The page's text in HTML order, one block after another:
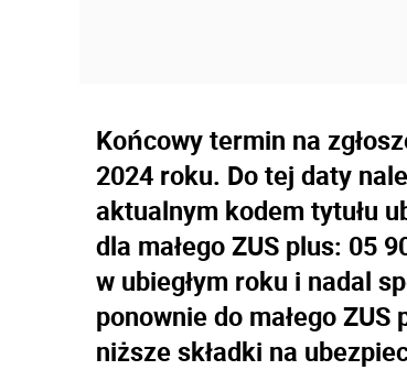
Końcowy termin na
2024 roku. Do tej daty
aktualnym kodem tytułu
dla małego ZUS plus: 05
w ubiegłym roku i nadal
ponownie do małego
niższe składki na